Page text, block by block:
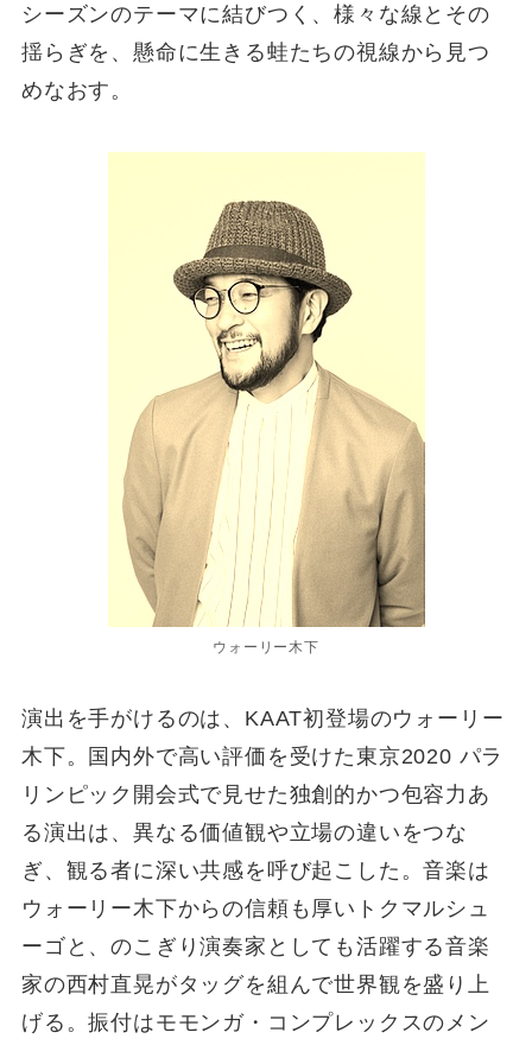
シーズンのテーマに結びつく、様々な線とその
揺らぎを、懸命に生きる蛙たちの視線から見つ
めなおす。
ウォーリー木下
演出を手がけるのは、KAAT初登場のウォーリー
木下。国内外で高い評価を受けた東京2020 パラ
リンピック開会式で見せた独創的かつ包容力あ
る演出は、異なる価値観や立場の違いをつな
ぎ、観る者に深い共感を呼び起こした。音楽は
ウォーリー木下からの信頼も厚いトクマルシュ
ーゴと、のこぎり演奏家としても活躍する音楽
家の西村直晃がタッグを組んで世界観を盛り上
げる。振付はモモンガ・コンプレックスのメン